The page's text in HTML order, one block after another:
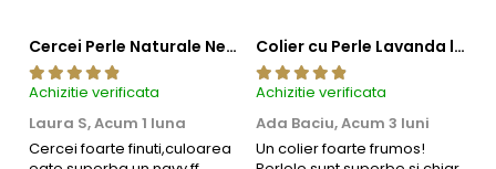
Cercei Perle Naturale Negre 5-6 mm, Buton AAA, Aur 14K (aur 585), Tip Șurub | KASKADDA®
Achizitie verificata
Laura S,Acum 1 luna
Cercei foarte finuti,culoarea
Colier cu Perle Lavanda la Baza Gatului, de 4-5 mm, Perle Rare, Calitate AAA+, Aur 14K | KASKADDA®
Achizitie verificata
Ada Baciu,Acum 3 luni
Un colier foarte frumos!